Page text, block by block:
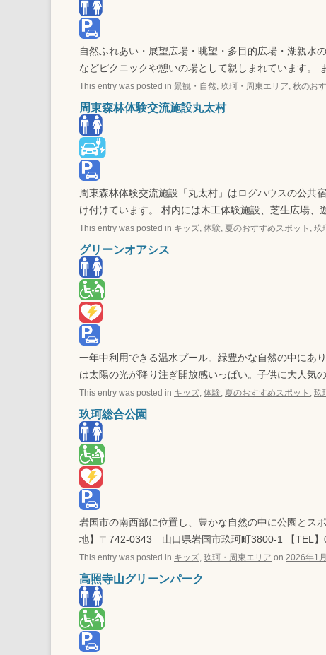
自然ふれあい・展望広場・眺望・多目的広場・湖親水
などピクニックや憩いの場として親しまれています。
This entry was posted in 景観・自然, 玖珂・周東エリア, 秋のお
周東森林体験交流施設丸太村
周東森林体験交流施設「丸太村」はログハウスの公共
け付けています。 村内には木工体験施設、芝生広場、
This entry was posted in キッズ, 体験, 夏のおすすめスポット , 玖
グリーンオアシス
一年中利用できる温水プール。緑豊かな自然の中にあ
は太陽の光が降り注ぎ開放感いっぱい。子供に大人気
This entry was posted in キッズ, 体験, 夏のおすすめスポット , 玖
玖珂総合公園
岩国市の南西部に位置し、豊かな自然の中に公園とス
地】〒742-0343 山口県岩国市玖珂町3800-1 【TEL
This entry was posted in キッズ, 玖珂・周東エリア on 2026年1
高照寺山グリーンパーク